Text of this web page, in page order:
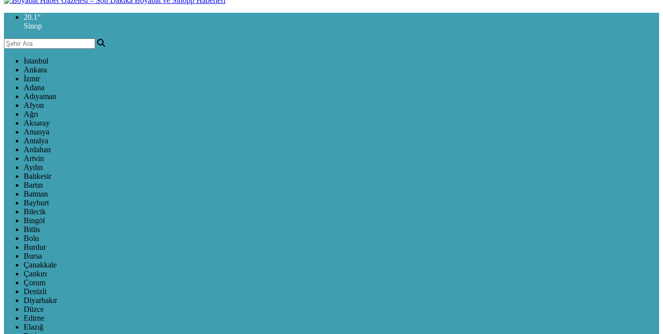
20.1 °
Sinop
İstanbul
Ankara
İzmir
Adana
Adıyaman
Afyon
Ağrı
Aksaray
Amasya
Antalya
Ardahan
Artvin
Aydın
Balıkesir
Bartın
Batman
Bayburt
Bilecik
Bingöl
Bitlis
Bolu
Burdur
Bursa
Çanakkale
Çankırı
Çorum
Denizli
Diyarbakır
Düzce
Edirne
Elazığ